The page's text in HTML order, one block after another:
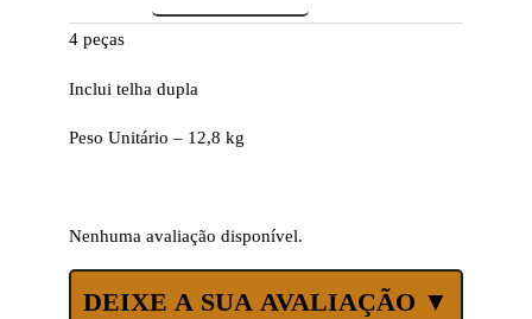
4 peças
Inclui telha dupla
Peso Unitário – 12,8 kg
Nenhuma avaliação disponível.
DEIXE A SUA AVALIAÇÃO ▼